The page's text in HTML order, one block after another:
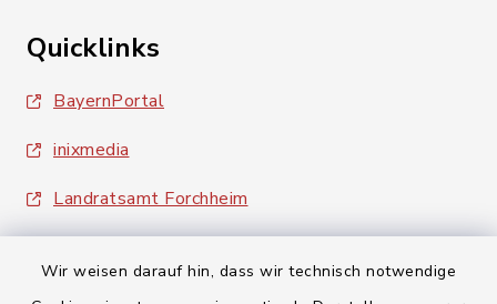
Wir weisen darauf hin, dass wir technisch notwendige
Quicklinks
BayernPortal
inixmedia
Landratsamt Forchheim